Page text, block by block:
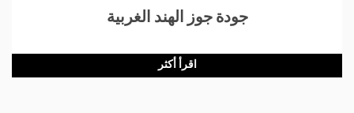
جودة جوز الهند الغربية
اقرأ أكثر